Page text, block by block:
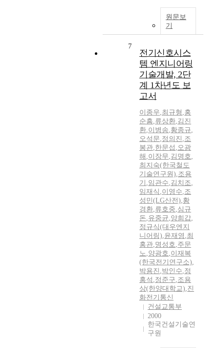
원문보
기
7
전기신호시스
템 엔지니어링
기술개발, 2단
계 1차년도 보
고서
이종우,최규형 ,홍
순흠,류상환,김진
환,이병송,황종규,
오석문,정의진 ,조
봉관,한문섭 ,오광
해 ,이장무,김명호,
최지숙(한국철도
기술연구원),조용
기 ,임관수,김치조,
임재식 ,이영수,조
성민(LG산전),황
경환,류호중,심규
돈,유중균,양희갑,
정규식(대우엔지
니어링),윤재영 ,최
홍관,명성호,주문
노,양광호,이재복
(한국전기연구소),
박용진 ,박인수,정
홍석 ,정준구,조용
상(한양대학교),진
화전기통신
건설교통부
2000
한국건설기술연
구원